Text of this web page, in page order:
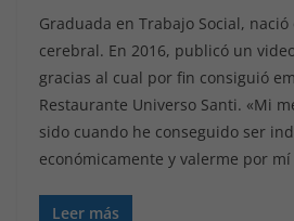
Graduada en Trabajo Social,
cerebral. En 2016, publicó un
gracias al cual por fin consiguió
Restaurante Universo Santi. «Mi
sido cuando he conseguido ser
económicamente y valerme por mí
Leer más